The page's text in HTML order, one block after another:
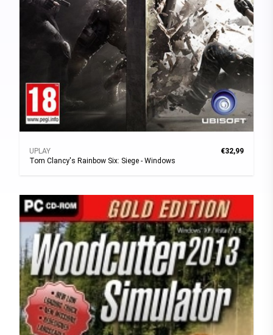
UPLAY
Tom Clancy's Rainbow Six: Siege - Windows
€32,99